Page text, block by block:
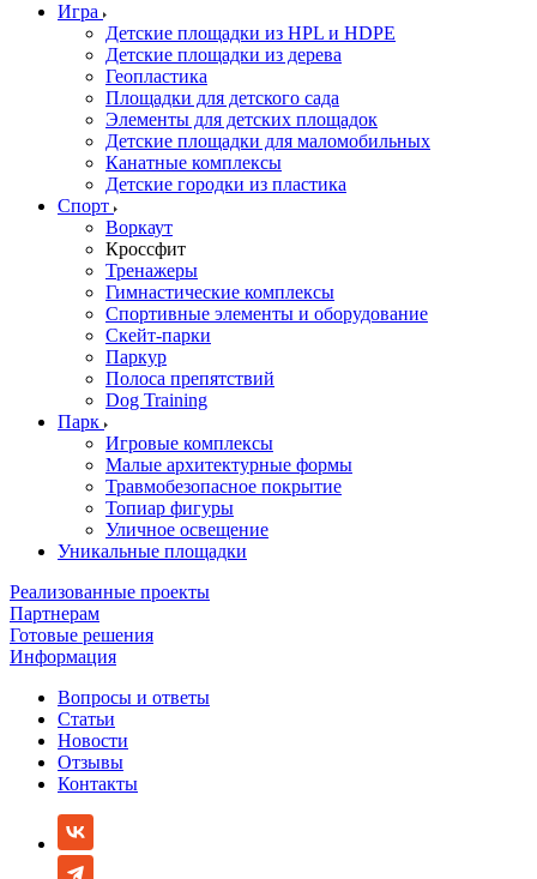
Игра
Детские площадки из HPL и HDPE
Детские площадки из дерева
Геопластика
Площадки для детского сада
Элементы для детских площадок
Детские площадки для маломобильных
Канатные комплексы
Детские городки из пластика
Спорт
Воркаут
Кроссфит
Тренажеры
Гимнастические комплексы
Спортивные элементы и оборудование
Скейт-парки
Паркур
Полоса препятствий
Dog Training
Парк
Игровые комплексы
Малые архитектурные формы
Травмобезопасное покрытие
Топиар фигуры
Уличное освещение
Уникальные площадки
Реализованные проекты
Партнерам
Готовые решения
Информация
Вопросы и ответы
Статьи
Новости
Отзывы
Контакты